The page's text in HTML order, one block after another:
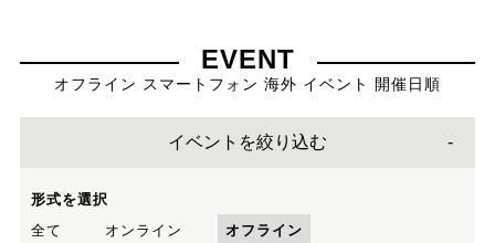
EVENT
オフライン スマートフォン 海外 イベント 開催日順
イベントを絞り込む
形式を選択
全て
オンライン オフライン